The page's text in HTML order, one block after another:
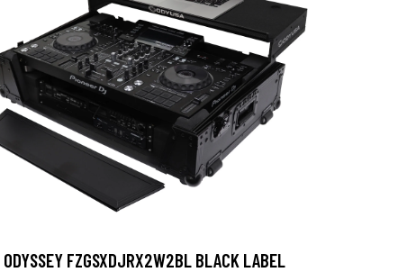
ODYSSEY FZGSXDJRX2W2BL BLACK LABEL